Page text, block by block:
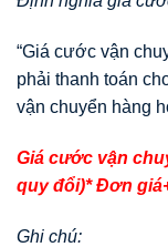
“Giá cước vận
phải thanh toán
vận chuyển hàng
Giá cước vận
quy đổi)* Đơn
Ghi chú: